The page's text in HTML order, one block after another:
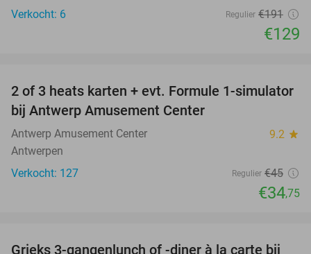
Verkocht: 6
Regulier €191
€129
23%
2 of 3 heats karten + evt. Formule 1-simulator
bij Antwerp Amusement Center
Antwerp Amusement Center 9.2 star
Antwerpen
Verkocht: 127
Regulier €45
€34,75
Grieks 3-gangenlunch of -diner à la carte bij